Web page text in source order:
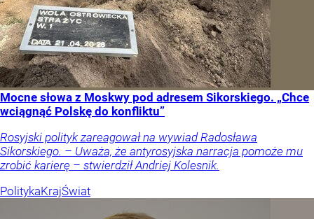
Mocne słowa z Moskwy pod adresem Sikorskiego. „Chce
wciągnąć Polskę do konfliktu”
Rosyjski polityk zareagował na wywiad Radosława
Sikorskiego. – Uważa, że antyrosyjska narracja pomoże mu
zrobić karierę – stwierdził Andriej Kolesnik.
PolitykaKrajŚwiat